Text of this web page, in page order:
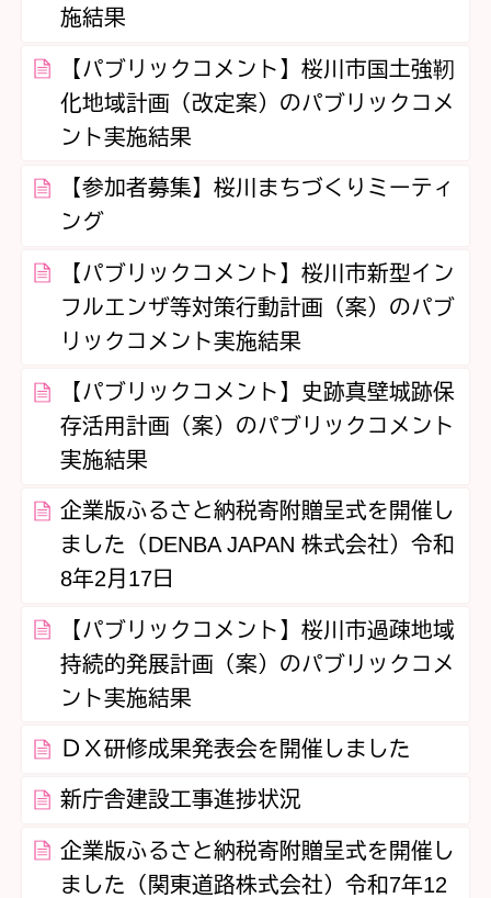
施結果
【パブリックコメント】桜川市国土強靭
化地域計画（改定案）のパブリックコメ
ント実施結果
【参加者募集】桜川まちづくりミーティ
ング
【パブリックコメント】桜川市新型イン
フルエンザ等対策行動計画（案）のパブ
リックコメント実施結果
【パブリックコメント】史跡真壁城跡保
存活用計画（案）のパブリックコメント
実施結果
企業版ふるさと納税寄附贈呈式を開催し
ました（DENBA JAPAN 株式会社）令和
8年2月17日
【パブリックコメント】桜川市過疎地域
持続的発展計画（案）のパブリックコメ
ント実施結果
ＤＸ研修成果発表会を開催しました
新庁舎建設工事進捗状況
企業版ふるさと納税寄附贈呈式を開催し
ました（関東道路株式会社）令和7年12